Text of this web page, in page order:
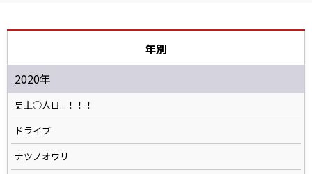
年別
2020年
史上◯人目...！！！
ドライブ
ナツノオワリ